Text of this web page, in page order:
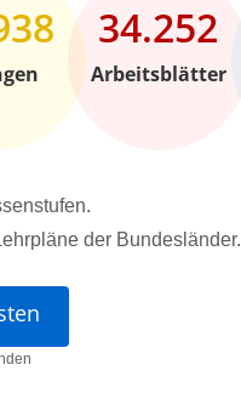
34.252
Arbeitsblätter
der Bundesländer.